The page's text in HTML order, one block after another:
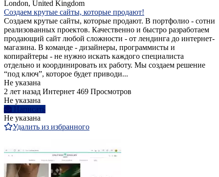
London, United Kingdom
Создаем крутые сайты, которые продают!
Создаем крутые сайты, которые продают. В портфолио - сотни
реализованных проектов. Качественно и быстро разработаем
продающий сайт любой сложности - от лендинга до интернет-
магазина. В команде - дизайнеры, программисты и
копирайтеры - не нужно искать каждого специалиста
отдельно и координировать их работу. Мы создаем решение
“под ключ”, которое будет приводи...
Не указана
2 лет назад Интернет 469 Просмотров
Не указана
Написать
Не указана
Удалить из избранного